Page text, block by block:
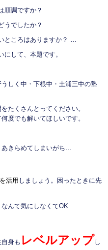
順調ですか？
うでしたか？
ところはありますか？ …
にして、本題です。
しく中・下根中・土浦三中の塾
たくさんとってください。
度でも解いてほしいです。
あきらめてしまいがち…
を活用 しましょう。困ったときに先
んて気にしなくてOK
身も レベルアップし